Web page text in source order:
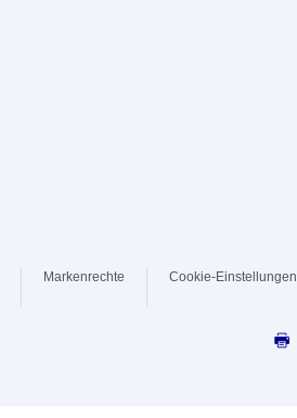
Markenrechte Cookie-Einstellungen